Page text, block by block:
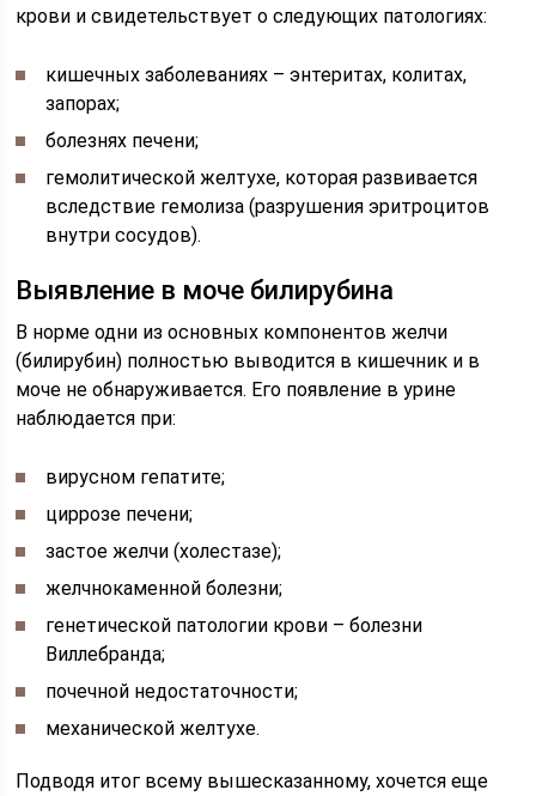
крови и свидетельствует о следующих патологиях:
кишечных заболеваниях – энтеритах, колитах,
запорах;
болезнях печени;
гемолитической желтухе, которая развивается
вследствие гемолиза (разрушения эритроцитов
внутри сосудов).
Выявление в моче билирубина
В норме одни из основных компонентов желчи
(билирубин) полностью выводится в кишечник и в
моче не обнаруживается. Его появление в урине
наблюдается при:
вирусном гепатите;
циррозе печени;
застое желчи (холестазе);
желчнокаменной болезни;
генетической патологии крови – болезни
Виллебранда;
почечной недостаточности;
механической желтухе.
Подводя итог всему вышесказанному, хочется еще